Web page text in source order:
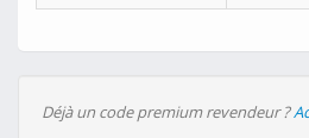
Déjà un code premium revendeur ?